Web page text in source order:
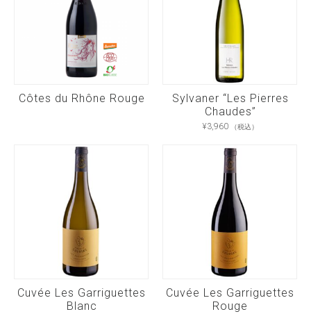
Côtes du Rhône Rouge
Sylvaner “Les Pierres
Chaudes”
¥3,960 （税込）
Cuvée Les Garriguettes
Blanc
Cuvée Les Garriguettes
Rouge